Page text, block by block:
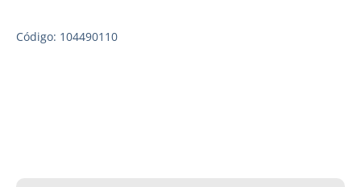
Código: 104490110